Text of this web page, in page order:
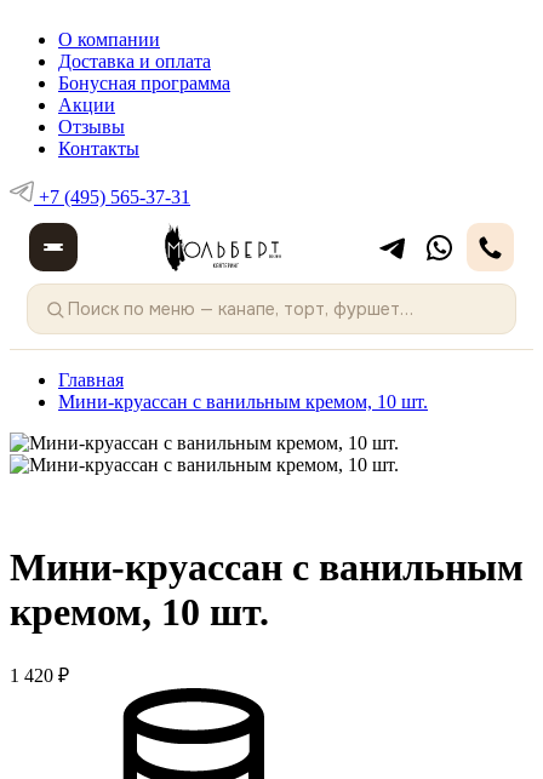
О компании
Доставка и оплата
Бонусная программа
Акции
Отзывы
Контакты
+7 (495) 565-37-31
Главная
Мини-круассан с ванильным кремом, 10 шт.
Мини-круассан с ванильным
кремом, 10 шт.
1 420 ₽